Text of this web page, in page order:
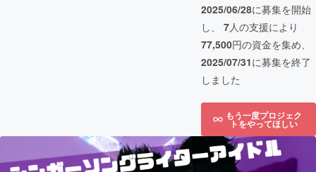
2025/06/28に募集を開始
し、 7人の支援により
77,500円の資金を集め、
2025/07/31に募集を終了
しました
もう一度プロジェク
トをやってほしい